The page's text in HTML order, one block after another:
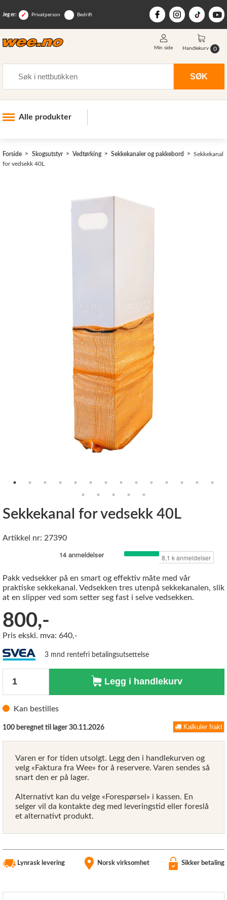
Jeg er: Privatperson Bedrift
SØK
Min side Handlekurv 0
Alle produkter
Skogsutstyr
Hjem, hage, fritid og sjø
Forside Skogsutstyr Vedtørking Sekkekanaler og pakkebord
Sekkekanal
for vedsekk 40L
Sekkekanal for vedsekk 40L
Artikkel nr: 27390
Pakk vedsekker på en smart og effektiv måte med vår
praktiske sekkekanal. Vedsekken tres utenpå sekkekanalen, slik
at en slipper ved som setter seg fast i selve vedsekken.
800,-
Pris ekskl. mva: 640,-
3 mnd rentefri betalingsutsettelse
Legg i handlekurv
Kan bestilles
100 beregnet til lager 30.11.2026 Kalkuler frakt
Varen er for tiden utsolgt. Legg den i handlekurven og
velg «Faktura fra Wee» for å reservere. Varen sendes så
snart den er på lager.
Alternativt kan du velge «Forespørsel» i kassen. En
selger vil da kontakte deg med leveringstid eller foreslå
et alternativt produkt.
Lynrask levering Norsk virksomhet Sikker betaling